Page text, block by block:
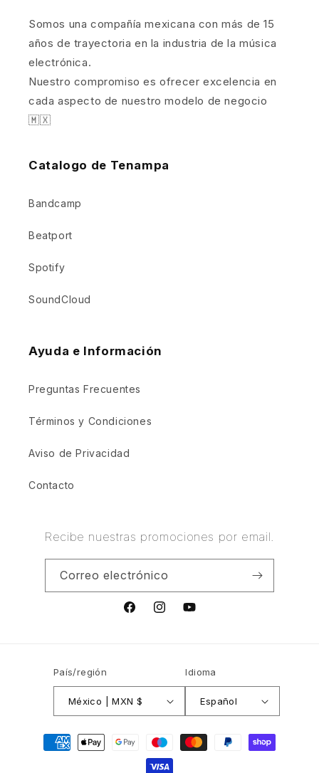
Somos una compañía mexicana con más de 15
años de trayectoria en la industria de la música
electrónica.
Nuestro compromiso es ofrecer excelencia en
cada aspecto de nuestro modelo de negocio
🇲🇽
Catalogo de Tenampa
Bandcamp
Beatport
Spotify
SoundCloud
Ayuda e Información
Preguntas Frecuentes
Términos y Condiciones
Aviso de Privacidad
Contacto
Recibe nuestras promociones por email.
Correo electrónico
FacebookInstagramYouTube
País/región
México | MXN $
Idioma
Español
Formas